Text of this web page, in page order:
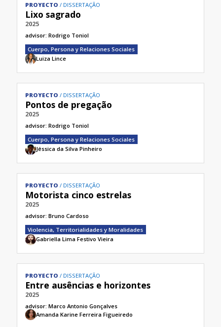
PROYECTO DISSERTAÇÃO
Lixo sagrado
2025
advisor: Rodrigo Toniol
Cuerpo, Persona y Relaciones Sociales
Luiza Lince
PROYECTO DISSERTAÇÃO
Pontos de pregação
2025
advisor: Rodrigo Toniol
Cuerpo, Persona y Relaciones Sociales
Jéssica da Silva Pinheiro
PROYECTO DISSERTAÇÃO
Motorista cinco estrelas
2025
advisor: Bruno Cardoso
Violencia, Territorialidades y Moralidades
Gabriella Lima Festivo Vieira
PROYECTO DISSERTAÇÃO
Entre ausências e horizontes
2025
advisor: Marco Antonio Gonçalves
Amanda Karine Ferreira Figueiredo